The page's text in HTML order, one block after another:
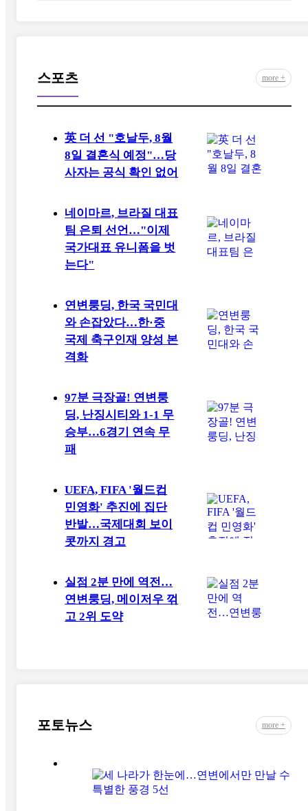
스포츠 more +
英 더 선 "호날두, 8월
8일 결혼식 예정"…당
사자는 공식 확인 없어
네이마르, 브라질 대표
팀 은퇴 선언…"이제
국가대표 유니폼을 벗
는다"
연변룽딩, 한국 국민대
와 손잡았다…한·중
국제 축구인재 양성 본
격화
97분 극장골! 연변룽
딩, 난징시티와 1-1 무
승부…6경기 연속 무
패
UEFA, FIFA '월드컵
민영화' 추진에 집단
반발…국제대회 보이
콧까지 경고
실점 2분 만에 역전…
연변룽딩, 메이저우 꺾
고 2위 도약
포토뉴스 more +